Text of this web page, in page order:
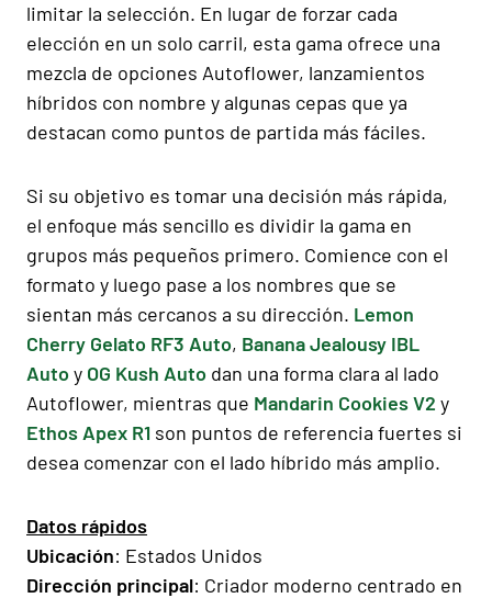
limitar la selección. En lugar de forzar cada
elección en un solo carril, esta gama ofrece una
mezcla de opciones Autoflower, lanzamientos
híbridos con nombre y algunas cepas que ya
destacan como puntos de partida más fáciles.
Si su objetivo es tomar una decisión más rápida,
el enfoque más sencillo es dividir la gama en
grupos más pequeños primero. Comience con el
formato y luego pase a los nombres que se
sientan más cercanos a su dirección. Lemon
Cherry Gelato RF3 Auto, Banana Jealousy IBL
Autoy OG Kush Auto dan una forma clara al lado
Autoflower, mientras que Mandarin Cookies V2 y
Ethos Apex R1 son puntos de referencia fuertes si
desea comenzar con el lado híbrido más amplio.
Datos rápidos
Ubicación: Estados Unidos
Dirección principal: Criador moderno centrado en